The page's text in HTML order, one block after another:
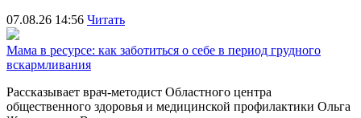
07.08.26 14:56 Читать
Мама в ресурсе: как заботиться о себе в период грудного
вскармливания
Рассказывает врач-методист Областного центра
общественного здоровья и медицинской профилактики Ольга